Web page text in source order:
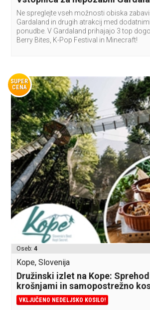
Ne spreglejte vseh možnosti obiska
Gardaland in drugih atrakcij med
ponudbe. V Gardaland prihajajo 3 top
Berry Bites, K-Pop Festival in Minecraft!
SUPER
CENA
Oseb:4
Kope, Slovenija
Družinski izlet na Kope:
krošnjami in samopostrežno
VKLJUČENO NEDELJSKO KOSILO!